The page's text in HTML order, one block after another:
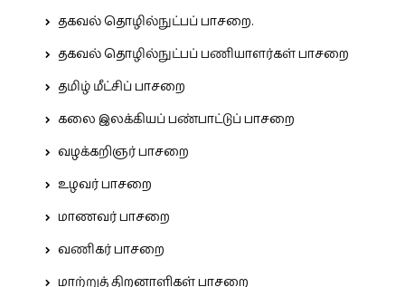
தகவல் தொழில்நுட்பப் பாசறை.
தகவல் தொழில்நுட்பப் பணியாளர்கள் பாசறை
தமிழ் மீட்சிப் பாசறை
கலை இலக்கியப் பண்பாட்டுப் பாசறை
வழக்கறிஞர் பாசறை
உழவர் பாசறை
மாணவர் பாசறை
வணிகர் பாசறை
மாற்றுத் திறனாளிகள் பாசறை